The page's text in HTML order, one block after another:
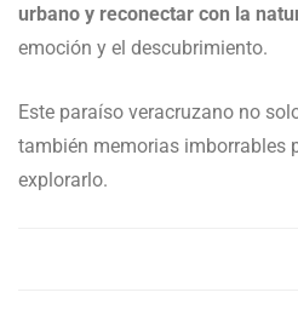
urbano y reconectar con la
emoción y el descubrimiento.
Este paraíso veracruzano no
también memorias imborrables
explorarlo.